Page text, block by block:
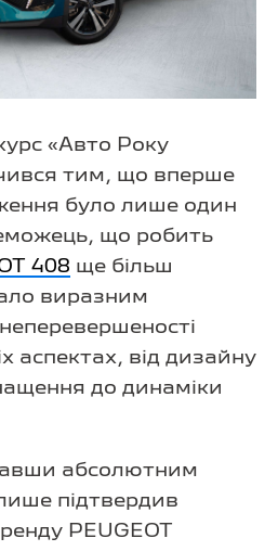
«Авто Року
тим, що вперше
було лише один
що робить
408 ще більш
виразним
аспектах, від дизайну
до динаміки
абсолютним
підтвердив
PEUGEOT